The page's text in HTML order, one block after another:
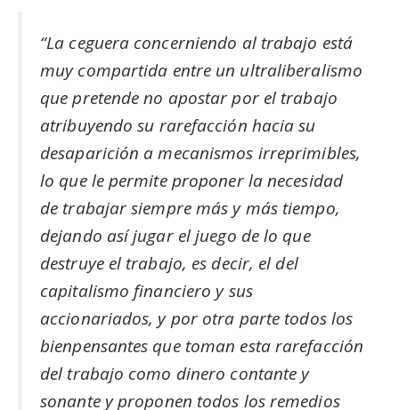
“La ceguera concerniendo al trabajo está
muy compartida entre un ultraliberalismo
que pretende no apostar por el trabajo
atribuyendo su rarefacción hacia su
desaparición a mecanismos irreprimibles,
lo que le permite proponer la necesidad
de trabajar siempre más y más tiempo,
dejando así jugar el juego de lo que
destruye el trabajo, es decir, el del
capitalismo financiero y sus
accionariados, y por otra parte todos los
bienpensantes que toman esta rarefacción
del trabajo como dinero contante y
sonante y proponen todos los remedios